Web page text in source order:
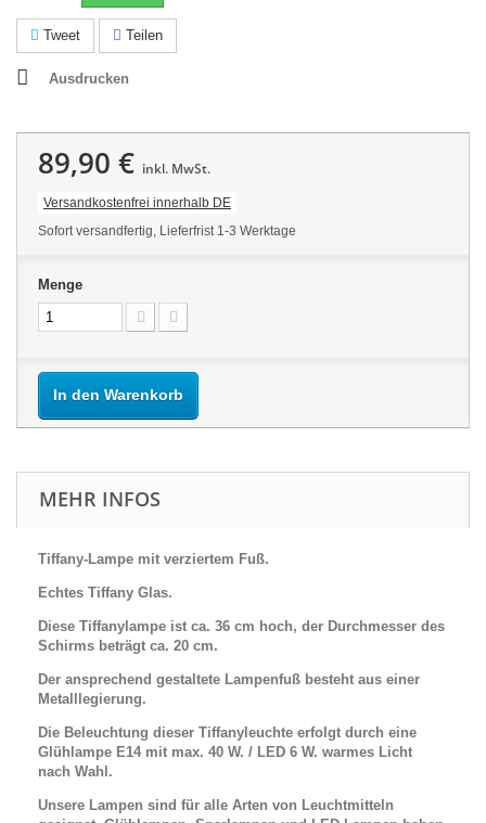
Tweet Teilen
Ausdrucken
89,90 € inkl. MwSt.
Versandkostenfrei innerhalb DE
Sofort versandfertig, Lieferfrist 1-3 Werktage
Menge
In den Warenkorb
MEHR INFOS
Tiffany-Lampe mit verziertem Fuß.
Echtes Tiffany Glas.
Diese Tiffanylampe ist ca. 36 cm hoch, der Durchmesser des
Schirms beträgt ca. 20 cm.
Der ansprechend gestaltete Lampenfuß besteht aus einer
Metalllegierung.
Die Beleuchtung dieser Tiffanyleuchte erfolgt durch eine
Glühlampe E14 mit max. 40 W. / LED 6 W. warmes Licht
nach Wahl.
Unsere Lampen sind für alle Arten von Leuchtmitteln